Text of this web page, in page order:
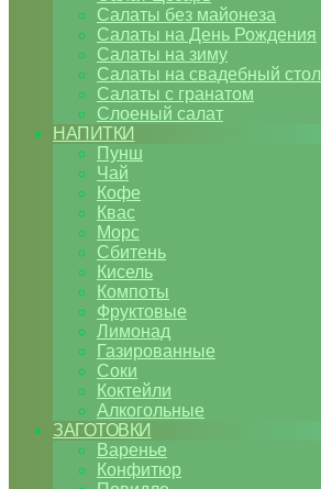
Салаты без майонеза
Салаты на День Рождения
Салаты на зиму
Салаты на свадебный стол
Салаты с гранатом
Слоеный салат
НАПИТКИ
Пунш
Чай
Кофе
Квас
Морс
Сбитень
Кисель
Компоты
Фруктовые
Лимонад
Газированные
Соки
Коктейли
Алкогольные
ЗАГОТОВКИ
Варенье
Конфитюр